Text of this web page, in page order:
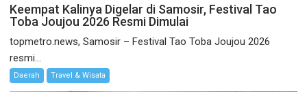
Keempat Kalinya Digelar di Samosir, Festival Tao
Toba Joujou 2026 Resmi Dimulai
topmetro.news, Samosir – Festival Tao Toba Joujou 2026
resmi...
Daerah Travel & Wisata